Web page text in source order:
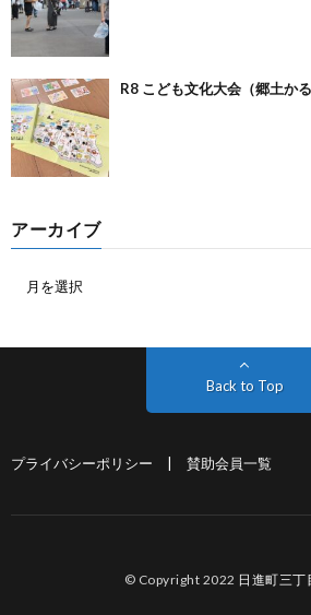
R8 こども文化大会（郷土か
アーカイブ
Back to Top
プライバシーポリシー 賛助会員一覧
© Copyright 2022 日進町三丁